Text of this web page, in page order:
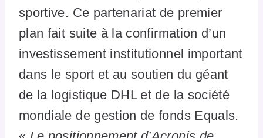
sportive. Ce partenariat de premier
plan fait suite à la confirmation d’un
investissement institutionnel important
dans le sport et au soutien du géant
de la logistique DHL et de la société
mondiale de gestion de fonds Equals.